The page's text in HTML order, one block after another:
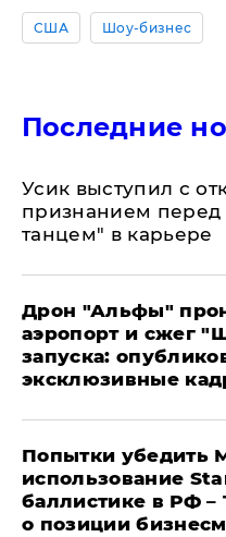
США Шоу-бизнес
Последние
Усик выступил с
признанием
танцем" в карьере
Дрон "Альфы"
аэропорт и сжег
запуска:
эксклюзивные
Попытки убедить
использование
баллистике в РФ
о позиции